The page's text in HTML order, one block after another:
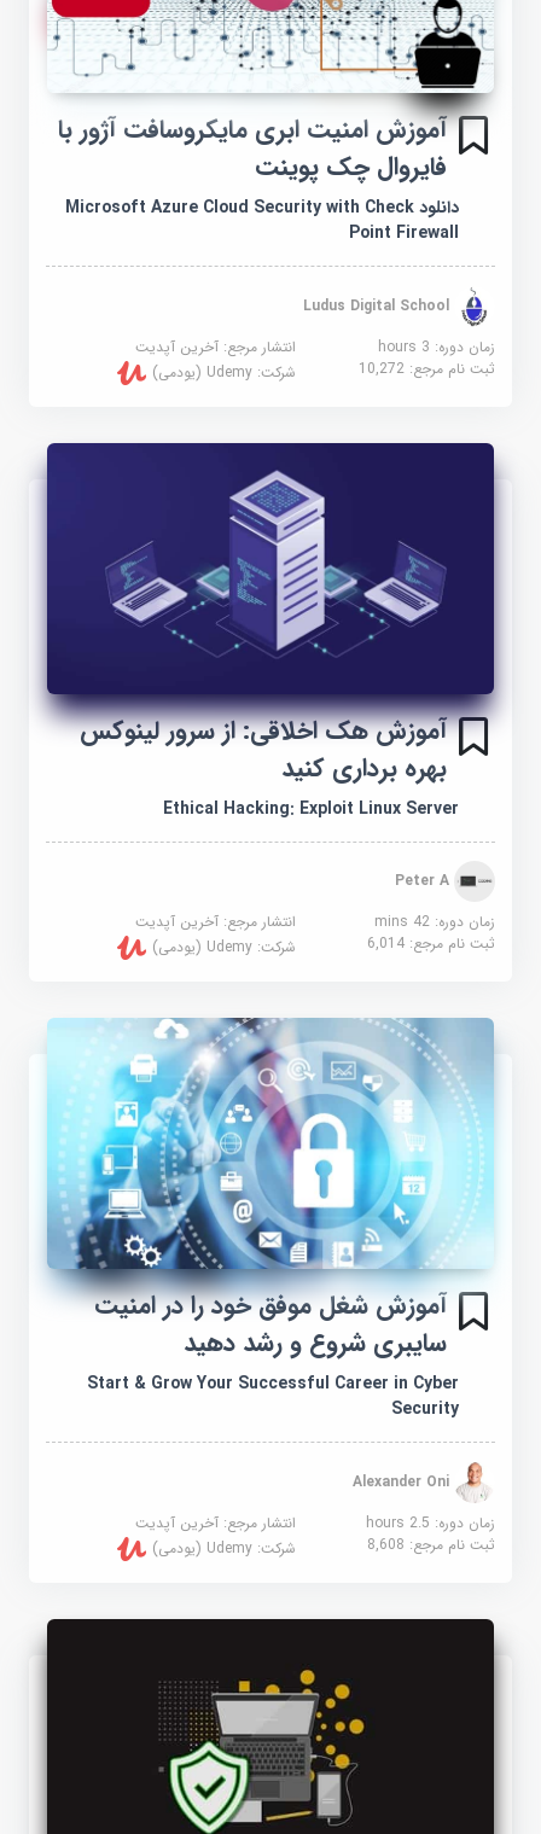
آموزش امنیت ابری مایکروسافت آژور با
فایروال چک پوینت
دانلود Microsoft Azure Cloud Security with Check
Point Firewall
Ludus Digital School
زمان دوره: 3 hours
انتشار مرجع:آخرین آپدیت
ثبت نام مرجع:10,272 شرکت:Udemy (یودمی)
آموزش هک اخلاقی: از سرور لینوکس
بهره برداری کنید
Ethical Hacking: Exploit Linux Server
Peter A
زمان دوره: 42 mins
انتشار مرجع:آخرین آپدیت
ثبت نام مرجع:6,014 شرکت:Udemy (یودمی)
آموزش شغل موفق خود را در امنیت
سایبری شروع و رشد دهید
Start & Grow Your Successful Career in Cyber
Security
Alexander Oni
زمان دوره: 2.5 hours
انتشار مرجع:آخرین آپدیت
ثبت نام مرجع:8,608 شرکت:Udemy (یودمی)